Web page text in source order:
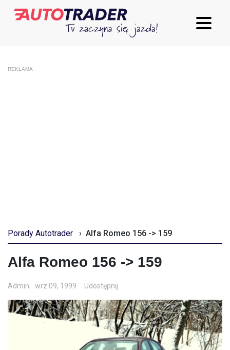
REKLAMA
Porady Autotrader › Alfa Romeo 156 -> 159
Alfa Romeo 156 -> 159
Admin wrz 09, 1999 Udostępnij